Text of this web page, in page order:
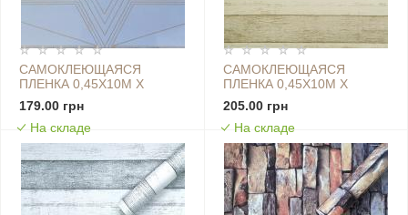
САМОКЛЕЮЩАЯСЯ
ПЛЕНКА 0,45Х10М Х
0,07ММ ГОЛУБАЯ С
ЗОЛОТОМ SW-00001218
179.00 грн
На складе
САМОКЛЕЮЩАЯСЯ
ПЛЕНКА 0,45Х10М Х
0,07ММ ГРУША SW-
00001268
205.00 грн
На складе